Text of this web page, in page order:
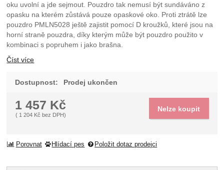
oku uvolní a jde sejmout. Pouzdro tak nemusí být sundáváno z
opasku na kterém zůstává pouze opaskové oko. Proti ztrátě lze
pouzdro PMLN5028 ještě zajistit pomocí D kroužků, které jsou na
horní straně pouzdra, díky kterým může být pouzdro použito v
kombinaci s popruhem i jako brašna.
Číst více
Dostupnost: Prodej ukončen
1 457 Kč
(1 204 Kč bez DPH)
Nelze koupit
Porovnat Hlídací pes Položit dotaz prodejci